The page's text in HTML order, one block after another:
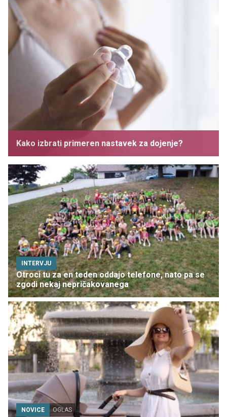
Kako izbrati primeren nastavek za dojenje?
INTERVJU
Otroci tu za en teden oddajo telefone, nato pa se
zgodi nekaj nepričakovanega
NOVICE OGLAS